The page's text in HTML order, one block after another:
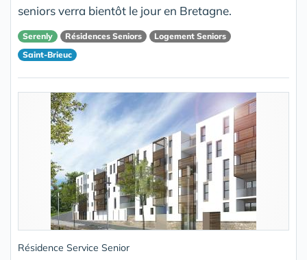
seniors verra bientôt le jour en Bretagne.
Serenly Résidences Seniors
Logement Seniors
Saint-Brieuc
Résidence Service Senior